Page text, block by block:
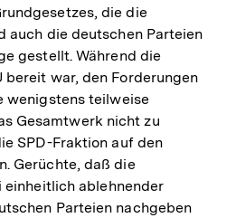
die die
auch die deutschen Parteien
gestellt. Während die
bereit war, den Forderungen
wenigstens teilweise
Gesamtwerk nicht zu
SPD-Fraktion auf den
Gerüchte, daß die
ablehnender
Parteien nachgeben